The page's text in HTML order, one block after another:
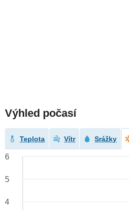
Výhled počasí
Teplota Vítr Srážky
6
5
4